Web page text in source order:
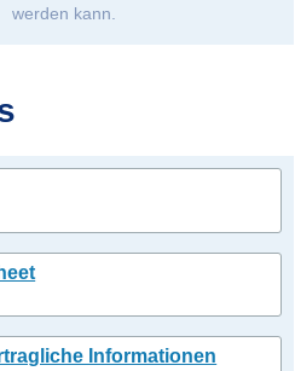
werden kann.
Informationen